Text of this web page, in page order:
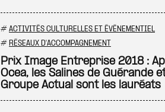
# ACTIVITÉS CULTURELLES ET ÉVÉNEMENTIEL
# RÉSEAUX D'ACCOMPAGNEMENT
Prix Image Entreprise 2018 :
Ocea, les Salines de Guérande
Groupe Actual sont les lauréats